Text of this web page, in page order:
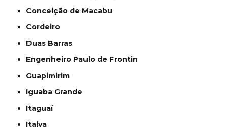
Conceição de Macabu
Cordeiro
Duas Barras
Engenheiro Paulo de Frontin
Guapimirim
Iguaba Grande
Itaguaí
Italva